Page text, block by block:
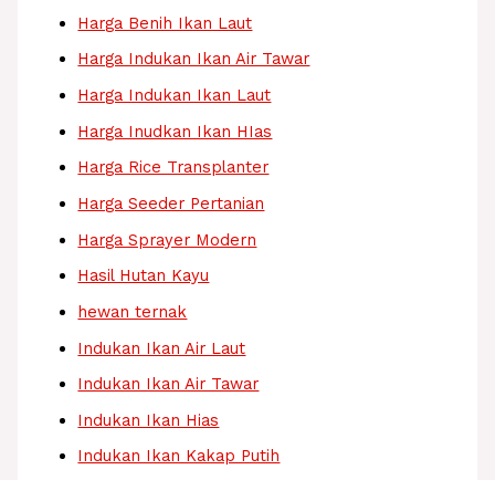
Harga Benih Ikan Laut
Harga Indukan Ikan Air Tawar
Harga Indukan Ikan Laut
Harga Inudkan Ikan HIas
Harga Rice Transplanter
Harga Seeder Pertanian
Harga Sprayer Modern
Hasil Hutan Kayu
hewan ternak
Indukan Ikan Air Laut
Indukan Ikan Air Tawar
Indukan Ikan Hias
Indukan Ikan Kakap Putih